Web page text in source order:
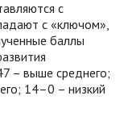
с
с «ключом»,
баллы
– выше среднего;
14–0 – низкий